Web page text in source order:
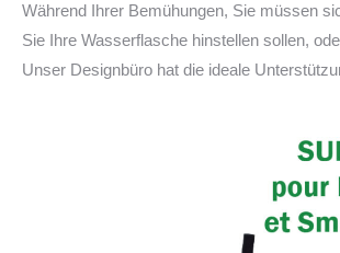
Während Ihrer Bemühungen, Sie müssen
Sie Ihre Wasserflasche hinstellen sollen,
Unser Designbüro hat die ideale